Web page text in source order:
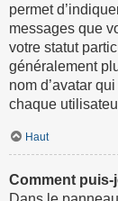
permet
messages que
votre statut
généralement
nom d’avatar
chaque
Haut
Comment puis-